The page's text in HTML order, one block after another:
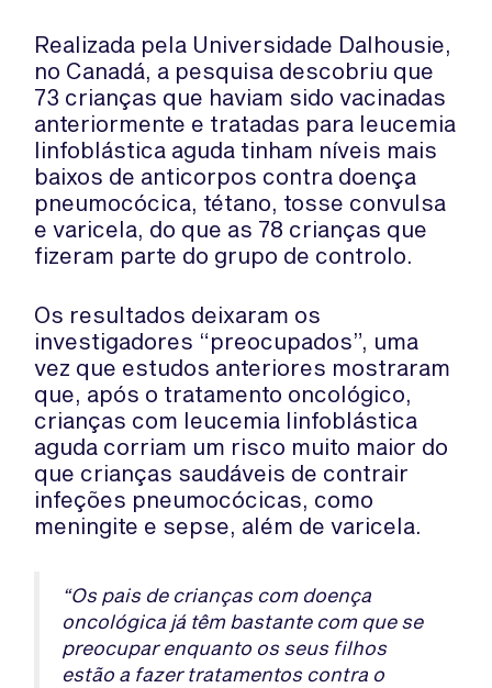
Realizada pela Universidade Dalhousie,
no Canadá, a pesquisa descobriu que
73 crianças que haviam sido vacinadas
anteriormente e tratadas para leucemia
linfoblástica aguda tinham níveis mais
baixos de anticorpos contra doença
pneumocócica, tétano, tosse convulsa
e varicela, do que as 78 crianças que
fizeram parte do grupo de controlo.
Os resultados deixaram os
investigadores “preocupados”, uma
vez que estudos anteriores mostraram
que, após o tratamento oncológico,
crianças com leucemia linfoblástica
aguda corriam um risco muito maior do
que crianças saudáveis ​​de contrair
infeções pneumocócicas, como
meningite e sepse, além de varicela.
“Os pais de crianças com doença
oncológica já têm bastante com que se
preocupar enquanto os seus filhos
estão a fazer tratamentos contra o